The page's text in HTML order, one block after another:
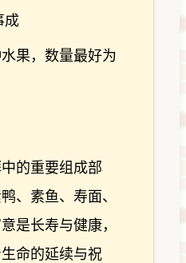
成
果，数量最好为
的重要组成部
、素鱼、寿面、
是长寿与健康，
命的延续与祝